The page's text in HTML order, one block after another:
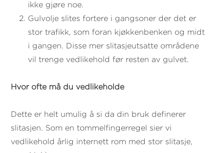
ikke gjøre noe.
Gulvolje slites fortere i gangsoner der det er
stor trafikk, som foran kjøkkenbenken og midt
i gangen. Disse mer slitasjeutsatte områdene
vil trenge vedlikehold før resten av gulvet.
Hvor ofte må du vedlikeholde
Dette er helt umulig å si da din bruk definerer
slitasjen. Som en tommelfingerregel sier vi
vedlikehold årlig internett rom med stor slitasje,